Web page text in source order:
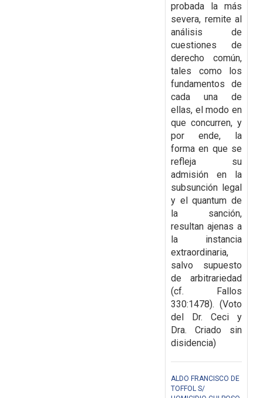
probada la más
severa, remite al
análisis de
cuestiones de
derecho común,
tales como los
fundamentos de
cada una de
ellas, el modo en
que concurren, y
por ende, la
forma en que se
refleja su
admisión en la
subsunción legal
y el quantum de
la sanción,
resultan ajenas a
la instancia
extraordinaria,
salvo supuesto
de arbitrariedad
(cf. Fallos
330:1478). (Voto
del Dr. Ceci y
Dra. Criado sin
disidencia)
ALDO FRANCISCO DE
TOFFOL S/